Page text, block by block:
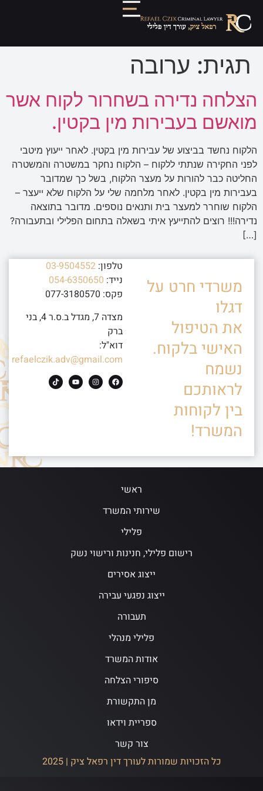
תגית: ערובה
הצלחה נדירה בשחרור לקוח אשר
מואשם בעבירות מין בקטין.
הלקוח נחשד בביצוע של עבירות מין בקטין. לאחר ייעוץ מיטבי
לפני החקירה שנתתי ללקוח – הלקוח נחקר במשטרה והמשטרה
החליטה כבר להורות על מעצר הלקוח, בשל כך שמדובר
בעבירות מין בקטין. לאחר מלחמה שלי על הלקוח שלא ייעצר –
הלקוח שוחרר למעצר בית ותנאים נוספים. מדובר בתוצאה
נדירה!!! רוצים להתייעץ איתי בשאלה בתחום הפלילי ובתעבורה?
[…]
משרדי חרט על
דגלו
את הטיפול
האישי בלקוח.
נשמח
לראותכם
בין לקוחות
המשרד!
טלפון: 03-9504552
נייד: 054-6350650
פקס: 077-3180570
מצדה 7, מגדל ב.ס.ר 4, בני
ברק
דוא"ל:
refaelczik.adv@gmail.com
ראשי
שירותי המשרד
פלילי
רישום פלילי, חנינות ורישוי נשק
ייצוג אסירים
ייצוג נפגעי עבירה
תעבורה
פלילי מנהלי
אודות המשרד
סיפורי הצלחה
מן התקשורת
ספריית וידאו
צור קשר
כל הזכויות שמורות לעורך דין רפאל ציק | 2025